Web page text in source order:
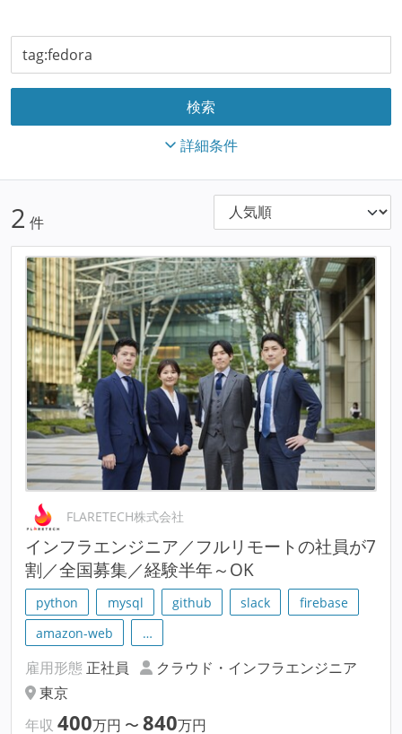
詳細条件
2 件
FLARETECH株式会社
インフラエンジニア／フルリモートの社員が7
割／全国募集／経験半年～OK
python mysql github slack
firebase
amazon-web
…
雇用形態 正社員
クラウド・インフラエンジニア
東京
年収 400万円 〜 840万円